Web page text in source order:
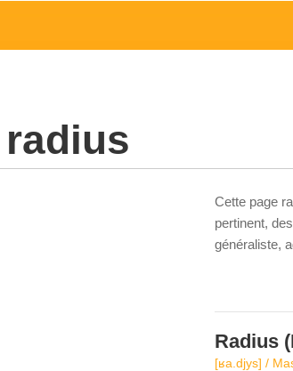
radius
Cette page
pertinent,
généraliste,
Radius
[ʁa.djys] /